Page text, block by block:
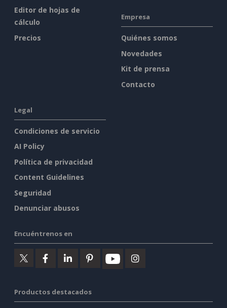
Editor de hojas de
cálculo
Precios
Empresa
Quiénes somos
Novedades
Kit de prensa
Contacto
Legal
Condiciones de servicio
AI Policy
Política de privacidad
Content Guidelines
Seguridad
Denunciar abusos
Encuéntrenos en
Productos destacados